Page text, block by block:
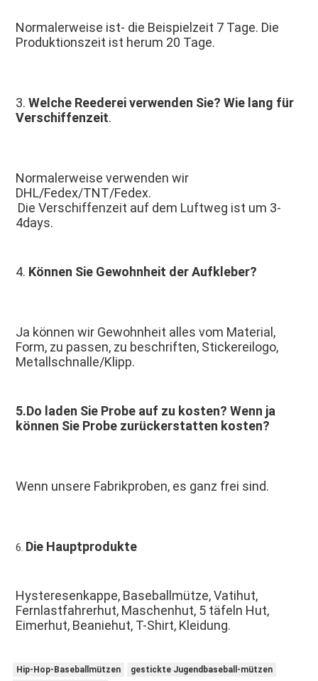
Normalerweise ist- die Beispielzeit 7 Tage. Die
Produktionszeit ist herum 20 Tage.
3. Welche Reederei verwenden Sie? Wie lang für
Verschiffenzeit.
Normalerweise verwenden wir
DHL/Fedex/TNT/Fedex.
Die Verschiffenzeit auf dem Luftweg ist um 3-
4days.
4. Können Sie Gewohnheit der Aufkleber?
Ja können wir Gewohnheit alles vom Material,
Form, zu passen, zu beschriften, Stickereilogo,
Metallschnalle/Klipp.
5.Do laden Sie Probe auf zu kosten? Wenn ja
können Sie Probe zurückerstatten kosten?
Wenn unsere Fabrikproben, es ganz frei sind.
6. Die Hauptprodukte
Hysteresenkappe, Baseballmütze, Vatihut,
Fernlastfahrerhut, Maschenhut, 5 täfeln Hut,
Eimerhut, Beaniehut, T-Shirt, Kleidung.
Hip-Hop-Baseballmützen
gestickte Jugendbaseball-mützen